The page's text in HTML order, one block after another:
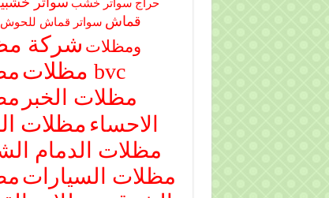
حراج سواتر خشب
قماش سواتر قماش للحوش
ومظلات شركة
مظلات مظلات bvc
مظلات الخبر
الاحساء مظلات
مظلات الدمام
مظلات السيارات